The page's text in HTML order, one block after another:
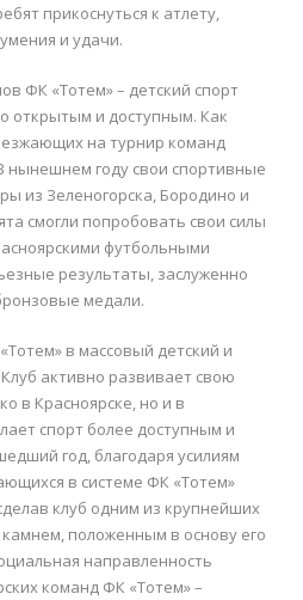
прикоснуться к атлету,
и удачи.
ФК «Тотем» – детский спорт
открытым и доступным. Как
на турнир команд
нынешнем году свои спортивные
из Зеленогорска, Бородино и
смогли попробовать свои силы
футбольными
результаты, заслуженно
медали.
в массовый детский и
активно развивает свою
в Красноярске, но и в
спорт более доступным и
год, благодаря усилиям
в системе ФК «Тотем»
клуб одним из крупнейших
положенным в основу его
направленность
команд ФК «Тотем» –